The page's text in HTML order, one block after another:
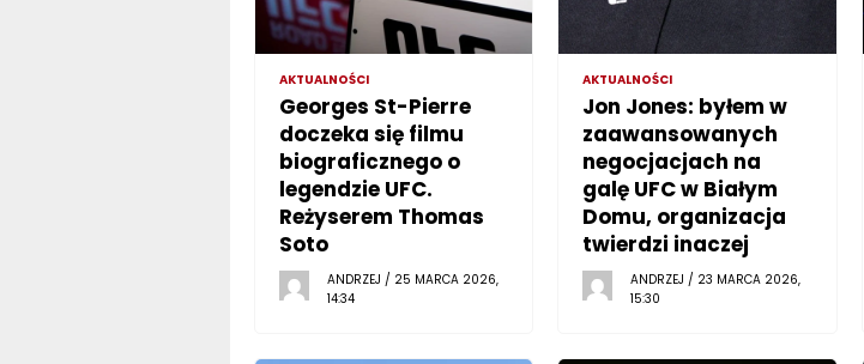
AKTUALNOŚCI
Georges St-Pierre
doczeka się filmu
biograficznego o
legendzie UFC.
Reżyserem Thomas
Soto
ANDRZEJ / 25 MARCA 2026,
14:34
AKTUALNOŚCI
Jon Jones: byłem w
zaawansowanych
negocjacjach na
galę UFC w Białym
Domu, organizacja
twierdzi inaczej
ANDRZEJ / 23 MARCA 2026,
15:30